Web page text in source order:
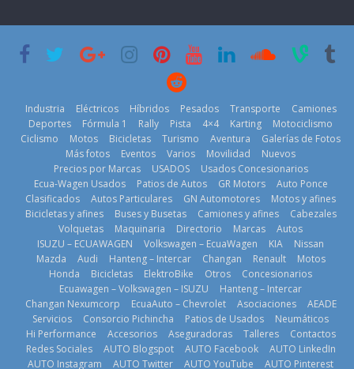
renovable
25 de julio de
Nuevo SUV
Honda ZR-V
Advanced
Hybrid para el
mercado local
23 de julio de
2026
Kia reúne a
jugadores de
fútbol de todo
el mundo en
‘Kia OMBC
Cup’
6 de mayo de
2026
3 de agosto de
La FEDAK
recibe 12
Sinotruk
Bolden para
cubrir las rutas
de La Vuelta
31 de julio de
2026
Industria Eléctricos Híbridos Pesados Transporte
Camiones
Deportes
Fórmula 1 Rally Pista 4×4 Karting
Motociclismo
Ciclismo
Motos Bicicletas Turismo Aventura
Galerías de Fotos
Más fotos
Eventos Varios Movilidad
Nuevos
Precios por Marcas
USADOS
Usados Concesionarios
Ecua-Wagen Usados
Patios de Autos GR Motors
Auto Ponce
Clasificados
Autos Particulares GN Automotores
Motos y afines
Bicicletas y afines
Buses y Busetas Camiones y afines
Cabezales
Volquetas
Maquinaria Directorio Marcas
Autos
ISUZU – ECUAWAGEN
Volkswagen – EcuaWagen KIA
Nissan
Mazda
Audi Hanteng – Intercar Changan Renault
Motos
Honda
Bicicletas ElektroBike Otros
Concesionarios
Ecuawagen – Volkswagen – ISUZU
Hanteng – Intercar
Changan Nexumcorp
EcuaAuto – Chevrolet Asociaciones
AEADE
Servicios
Consorcio Pichincha Patios de Usados
Neumáticos
Hi Performance
Accesorios Aseguradoras Talleres
Contactos
Redes Sociales
AUTO Blogspot AUTO Facebook
AUTO LinkedIn
AUTO Instagram
AUTO Twitter AUTO YouTube AUTO Pinterest